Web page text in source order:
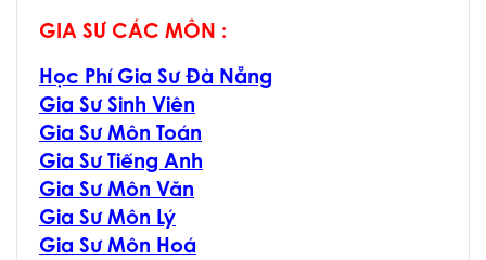
GIA SƯ CÁC MÔN :
Học Phí Gia Sư Đà Nẵng
Gia Sư Sinh Viên
Gia Sư Môn Toán
Gia Sư Tiếng Anh
Gia Sư Môn Văn
Gia Sư Môn Lý
Gia Sư Môn Hoá